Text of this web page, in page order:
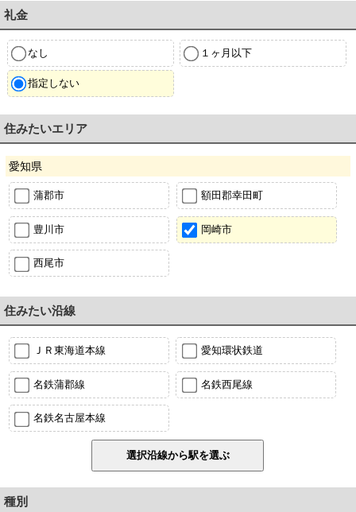
礼金
なし １ヶ月以下
指定しない
住みたいエリア
愛知県
蒲郡市 額田郡幸田町
豊川市 岡崎市
西尾市
住みたい沿線
ＪＲ東海道本線 愛知環状鉄道
名鉄蒲郡線 名鉄西尾線
名鉄名古屋本線
種別